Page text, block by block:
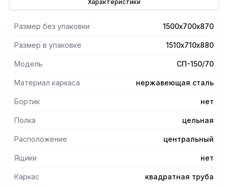
ламинированной древесно-стружечной плитой толщиной
16 мм, что увеличивает прочность и исключает прогиб
столешницы.
- Каркас стола состоит из ножек, выполненных из
- Рекомендуемая нагрузка на стол не более 100 кг.
позволяющие устранять неровности пола.
облегчает их транспортировку и хранение.
Характеристики
Размер без упаковки 1500х700х870
Размер в упаковке 1510х710х880
Модель СП-150/70
Материал каркаса нержавеющая сталь
Бортик нет
Полка цельная
Расположение центральный
Ящики нет
Каркас квадратная труба